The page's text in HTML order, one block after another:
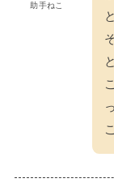
助手ねこ